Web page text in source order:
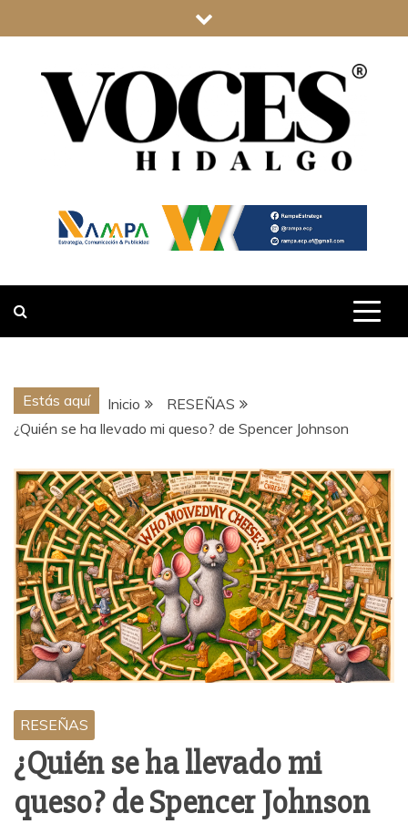
al
VOCES
HIDALGO
Estás aquí Inicio
RESEÑAS
¿Quién se ha llevado mi queso? de Spencer Johnson
RESEÑAS
¿Quién se ha llevado mi
queso? de Spencer Johnson